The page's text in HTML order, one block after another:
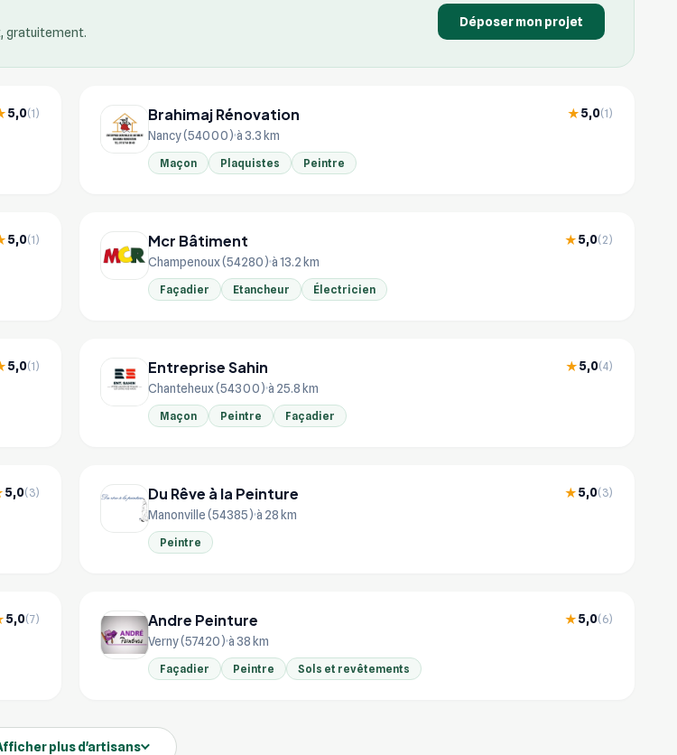
gratuitement.
Déposer mon projet
5,0(1) Brahimaj Rénovation ★5,0(1)
Nancy (54000) à 3.3 km
Maçon Plaquistes Peintre
5,0(1) Mcr Bâtiment ★5,0(2)
Champenoux (54280) à 13.2 km
Façadier Etancheur Électricien
5,0(1) Entreprise Sahin ★5,0(4)
Chanteheux (54300) à 25.8 km
Maçon Peintre Façadier
5,0(3) Du Rêve à la Peinture ★5,0(3)
Manonville (54385) à 28 km
Peintre
5,0(7) Andre Peinture ★5,0(6)
Verny (57420) à 38 km
Façadier Peintre Sols et revêtements
plus d'artisans